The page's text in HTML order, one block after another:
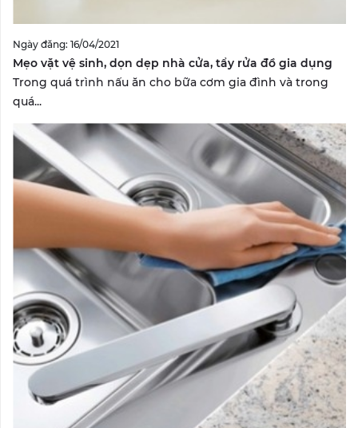
Ngày đăng: 16/04/2021
Mẹo vặt vệ sinh, dọn dẹp nhà cửa, tẩy rửa đồ gia dụng
Trong quá trình nấu ăn cho bữa cơm gia đình và trong
quá...